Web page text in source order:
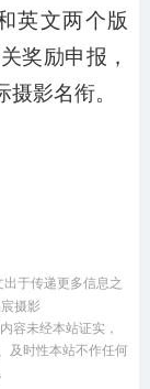
英文两个版
奖励申报，
影名衔。
于传递更多信息之
摄影
容未经本站证实，
及时性本站不作任何